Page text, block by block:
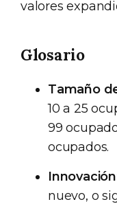
valores
Glosario
Tamaño
10 a 25
99
ocupados.
nuevo, o